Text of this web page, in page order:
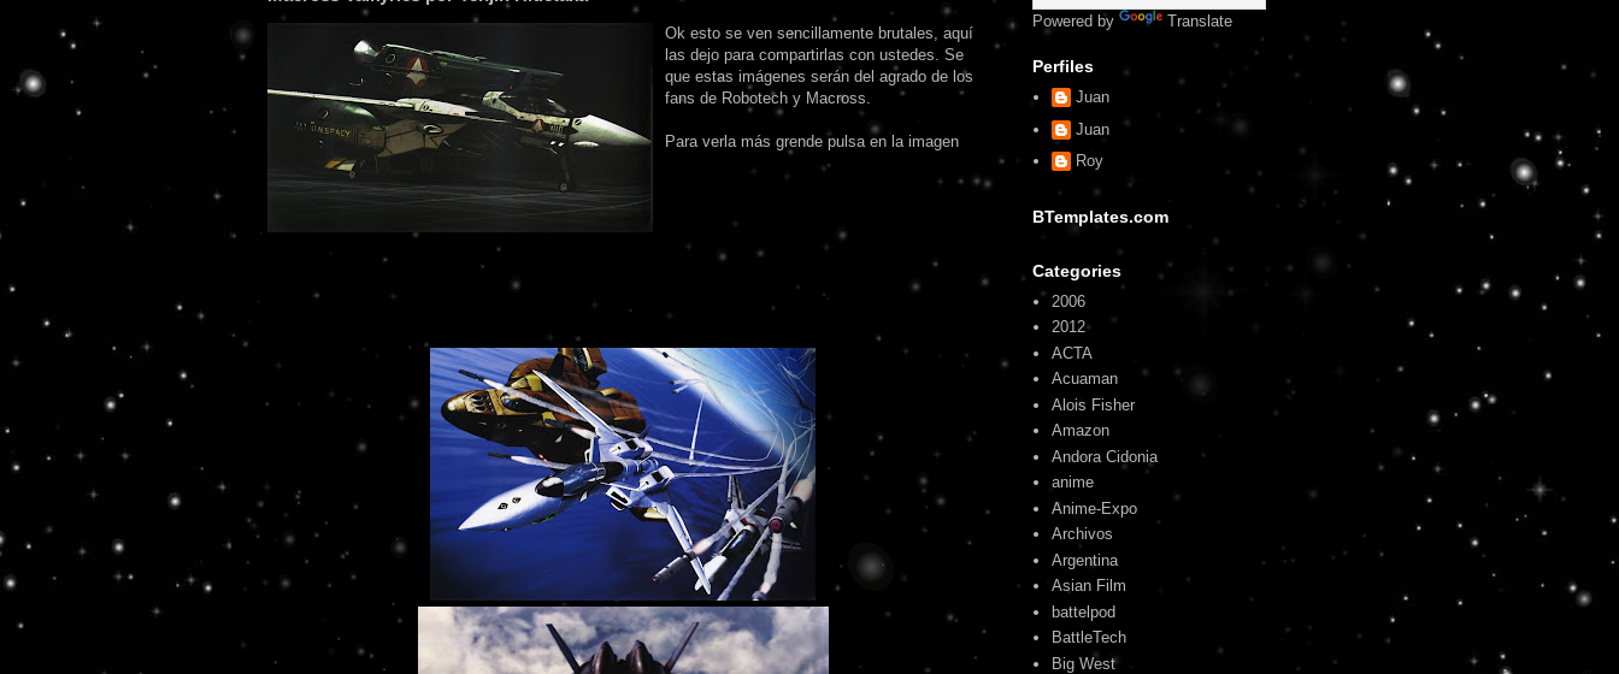
Ok esto se ven sencillamente brutales, aquí
las dejo para compartirlas con ustedes. Se
que estas imágenes serán del agrado de los
fans de Robotech y Macross.
Para verla más grende pulsa en la imagen
Powered by Translate
Perfiles
Juan
Juan
Roy
BTemplates.com
Categories
2006
2012
ACTA
Acuaman
Alois Fisher
Amazon
Andora Cidonia
anime
Anime-Expo
Archivos
Argentina
Asian Film
battelpod
BattleTech
Big West